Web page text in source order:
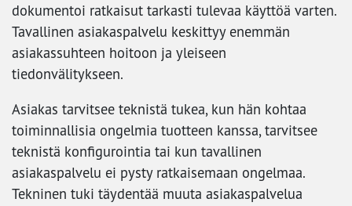
dokumentoi ratkaisut tarkasti tulevaa käyttöä varten.
Tavallinen asiakaspalvelu keskittyy enemmän
asiakassuhteen hoitoon ja yleiseen
tiedonvälitykseen.
Asiakas tarvitsee teknistä tukea, kun hän kohtaa
toiminnallisia ongelmia tuotteen kanssa, tarvitsee
teknistä konfigurointia tai kun tavallinen
asiakaspalvelu ei pysty ratkaisemaan ongelmaa.
Tekninen tuki täydentää muuta asiakaspalvelua